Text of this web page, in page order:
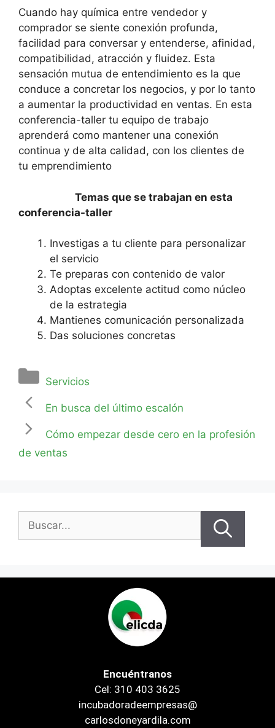
Cuando hay química entre vendedor y
comprador se siente conexión profunda,
facilidad para conversar y entenderse, afinidad,
compatibilidad, atracción y fluidez. Esta
sensación mutua de entendimiento es la que
conduce a concretar los negocios, y por lo tanto
a aumentar la productividad en ventas. En esta
conferencia-taller tu equipo de trabajo
aprenderá como mantener una conexión
continua y de alta calidad, con los clientes de
tu emprendimiento
Temas que se trabajan en esta
conferencia-taller
Investigas a tu cliente para personalizar
el servicio
Te preparas con contenido de valor
Adoptas excelente actitud como núcleo
de la estrategia
Mantienes comunicación personalizada
Das soluciones concretas
Servicios
En busca del último escalón
Cómo empezar desde cero en la profesión
de ventas
Encuéntranos
Cel: 310 403 3625
incubadoradeempresas@
carlosdoneyardila.com